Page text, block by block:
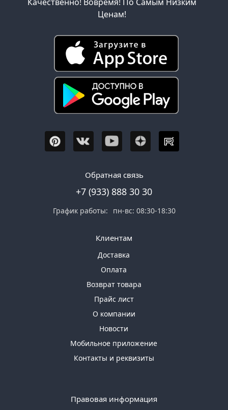
Ценам!
Обратная связь
+7 (933) 888 30 30
График работы: пн-вс: 08:30-18:30
Клиентам
Доставка
Оплата
Возврат товара
Прайс лист
О компании
Новости
Мобильное приложение
Контакты и реквизиты
Правовая информация